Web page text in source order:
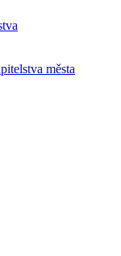
města